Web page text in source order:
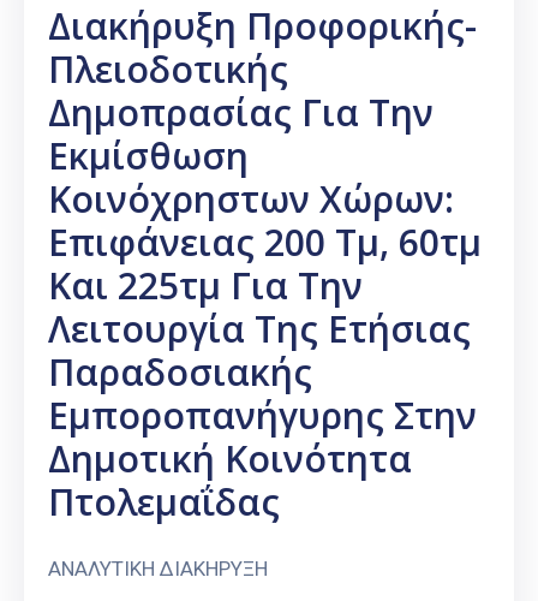
Διακήρυξη Προφορικής-
Πλειοδοτικής
Δημοπρασίας Για Την
Εκμίσθωση
Κοινόχρηστων Χώρων:
Επιφάνειας 200 Τμ, 60τμ
Και 225τμ Για Την
Λειτουργία Της Ετήσιας
Παραδοσιακής
Εμποροπανήγυρης Στην
Δημοτική Κοινότητα
Πτολεμαΐδας
ΑΝΑΛΥΤΙΚΗ ΔΙΑΚΗΡΥΞΗ